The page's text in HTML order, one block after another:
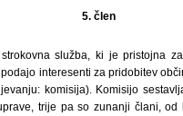
5. člen
služba, ki je pristojna
interesenti za pridobitev
komisija). Komisijo
trije pa so zunanji člani,